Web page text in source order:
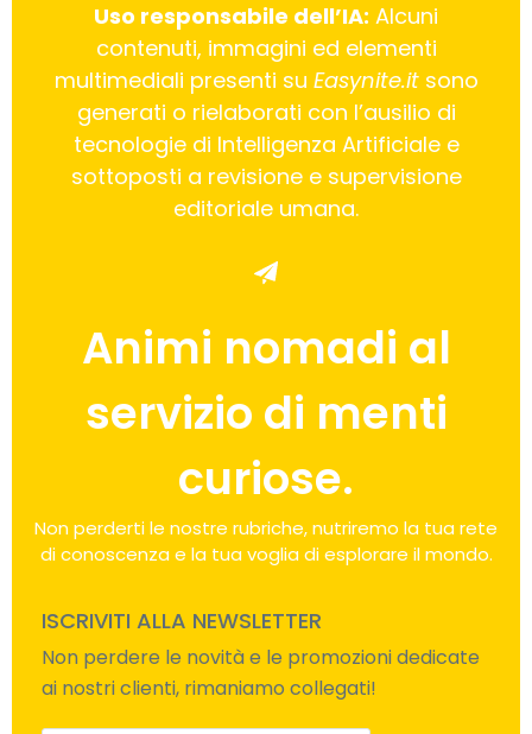
Uso responsabile dell’IA: Alcuni
contenuti, immagini ed elementi
multimediali presenti su Easynite.itsono
generati o rielaborati con l’ausilio di
tecnologie di Intelligenza Artificiale e
sottoposti a revisione e supervisione
editoriale umana.
Animi nomadi al
servizio di menti
curiose.
Non perderti le nostre rubriche, nutriremo la tua rete
di conoscenza e la tua voglia di esplorare il mondo.
ISCRIVITI ALLA NEWSLETTER
Non perdere le novità e le promozioni dedicate
ai nostri clienti, rimaniamo collegati!